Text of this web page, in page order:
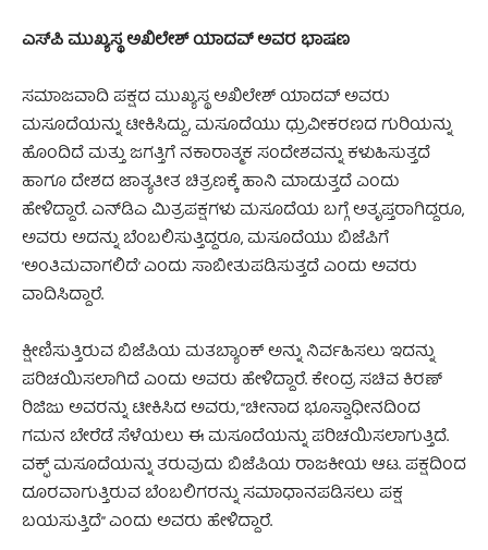
ಎಸ್‌ಪಿ ಮುಖ್ಯಸ್ಥ ಅಖಿಲೇಶ್ ಯಾದವ್ ಅವರ ಭಾಷಣ
ಸಮಾಜವಾದಿ ಪಕ್ಷದ ಮುಖ್ಯಸ್ಥ ಅಖಿಲೇಶ್ ಯಾದವ್ ಅವರು
ಮಸೂದೆಯನ್ನು ಟೀಕಿಸಿದ್ದು, ಮಸೂದೆಯು ಧ್ರುವೀಕರಣದ ಗುರಿಯನ್ನು
ಹೊಂದಿದೆ ಮತ್ತು ಜಗತ್ತಿಗೆ ನಕಾರಾತ್ಮಕ ಸಂದೇಶವನ್ನು ಕಳುಹಿಸುತ್ತದೆ
ಹಾಗೂ ದೇಶದ ಜಾತ್ಯತೀತ ಚಿತ್ರಣಕ್ಕೆ ಹಾನಿ ಮಾಡುತ್ತದೆ ಎಂದು
ಹೇಳಿದ್ದಾರೆ. ಎನ್‌ಡಿಎ ಮಿತ್ರಪಕ್ಷಗಳು ಮಸೂದೆಯ ಬಗ್ಗೆ ಅತೃಪ್ತರಾಗಿದ್ದರೂ,
ಅವರು ಅದನ್ನು ಬೆಂಬಲಿಸುತ್ತಿದ್ದರೂ, ಮಸೂದೆಯು ಬಿಜೆಪಿಗೆ
‘ಅಂತಿಮವಾಗಲಿದೆ’ ಎಂದು ಸಾಬೀತುಪಡಿಸುತ್ತದೆ ಎಂದು ಅವರು
ವಾದಿಸಿದ್ದಾರೆ.
ಕ್ಷೀಣಿಸುತ್ತಿರುವ ಬಿಜೆಪಿಯ ಮತಬ್ಯಾಂಕ್ ಅನ್ನು ನಿರ್ವಹಿಸಲು ಇದನ್ನು
ಪರಿಚಯಿಸಲಾಗಿದೆ ಎಂದು ಅವರು ಹೇಳಿದ್ದಾರೆ. ಕೇಂದ್ರ ಸಚಿವ ಕಿರಣ್
ರಿಜಿಜು ಅವರನ್ನು ಟೀಕಿಸಿದ ಅವರು, “ಚೀನಾದ ಭೂಸ್ವಾಧೀನದಿಂದ
ಗಮನ ಬೇರೆಡೆ ಸೆಳೆಯಲು ಈ ಮಸೂದೆಯನ್ನು ಪರಿಚಯಿಸಲಾಗುತ್ತಿದೆ.
ವಕ್ಫ್ ಮಸೂದೆಯನ್ನು ತರುವುದು ಬಿಜೆಪಿಯ ರಾಜಕೀಯ ಆಟ. ಪಕ್ಷದಿಂದ
ದೂರವಾಗುತ್ತಿರುವ ಬೆಂಬಲಿಗರನ್ನು ಸಮಾಧಾನಪಡಿಸಲು ಪಕ್ಷ
ಬಯಸುತ್ತಿದೆ” ಎಂದು ಅವರು ಹೇಳಿದ್ದಾರೆ.